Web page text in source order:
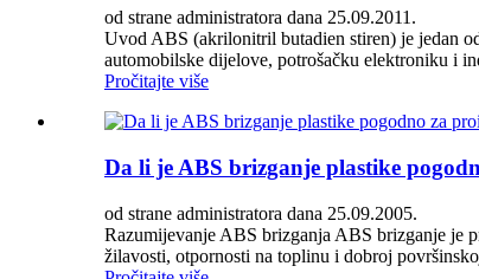
od strane administratora dana 25.09.2011.
Uvod ABS (akrilonitril butadien stiren) je jedan
automobilske dijelove, potrošačku elektroniku i
Pročitajte više
Da li je ABS brizganje plastike
od strane administratora dana 25.09.2005.
Razumijevanje ABS brizganja ABS brizganje je
žilavosti, otpornosti na toplinu i dobroj